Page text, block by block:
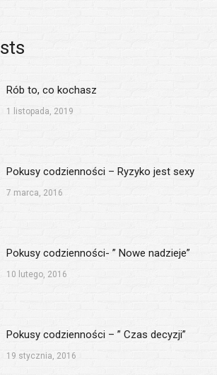
Rób to, co kochasz
1 listopada, 2019
Pokusy codzienności – Ryzyko jest sexy
7 marca, 2016
Pokusy codzienności- ” Nowe nadzieje”
10 lutego, 2016
Pokusy codzienności – ” Czas decyzji”
19 stycznia, 2016